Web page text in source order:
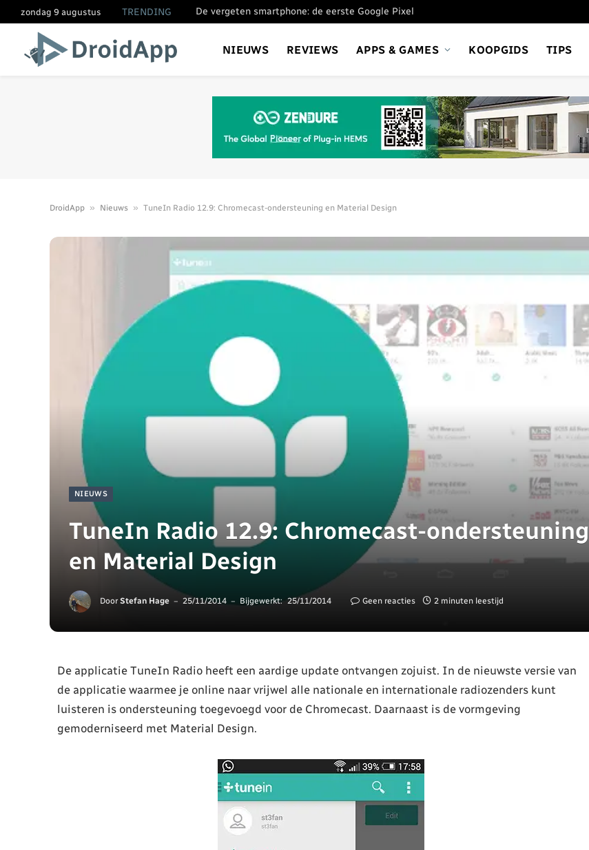
zondag 9 augustus TRENDING De vergeten smartphone: de eerste Google Pixel
NIEUWS REVIEWS APPS & GAMES KOOPGIDS TIPS
DroidApp » Nieuws » TuneIn Radio 12.9: Chromecast-ondersteuning en Material Design
NIEUWS
TuneIn Radio 12.9: Chromecast-ondersteuning
en Material Design
Door Stefan Hage 25/11/2014 Bijgewerkt: 25/11/2014 Geen reacties 2 minuten leestijd
De applicatie TuneIn Radio heeft een aardige update ontvangen zojuist. In de nieuwste versie van
de applicatie waarmee je online naar vrijwel alle nationale en internationale radiozenders kunt
luisteren is ondersteuning toegevoegd voor de Chromecast. Daarnaast is de vormgeving
gemoderniseerd met Material Design.